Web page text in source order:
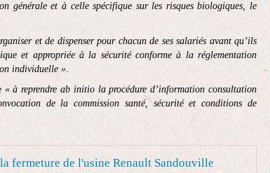
générale et à celle spécifique sur les risques biologiques, le
et de dispenser pour chacun de ses salariés avant qu’ils
et appropriée à la sécurité conforme à la réglementation
individuelle »
« à reprendre ab initio la procédure d’information consultation
de la commission santé, sécurité et conditions de
fermeture de l'usine Renault Sandouville